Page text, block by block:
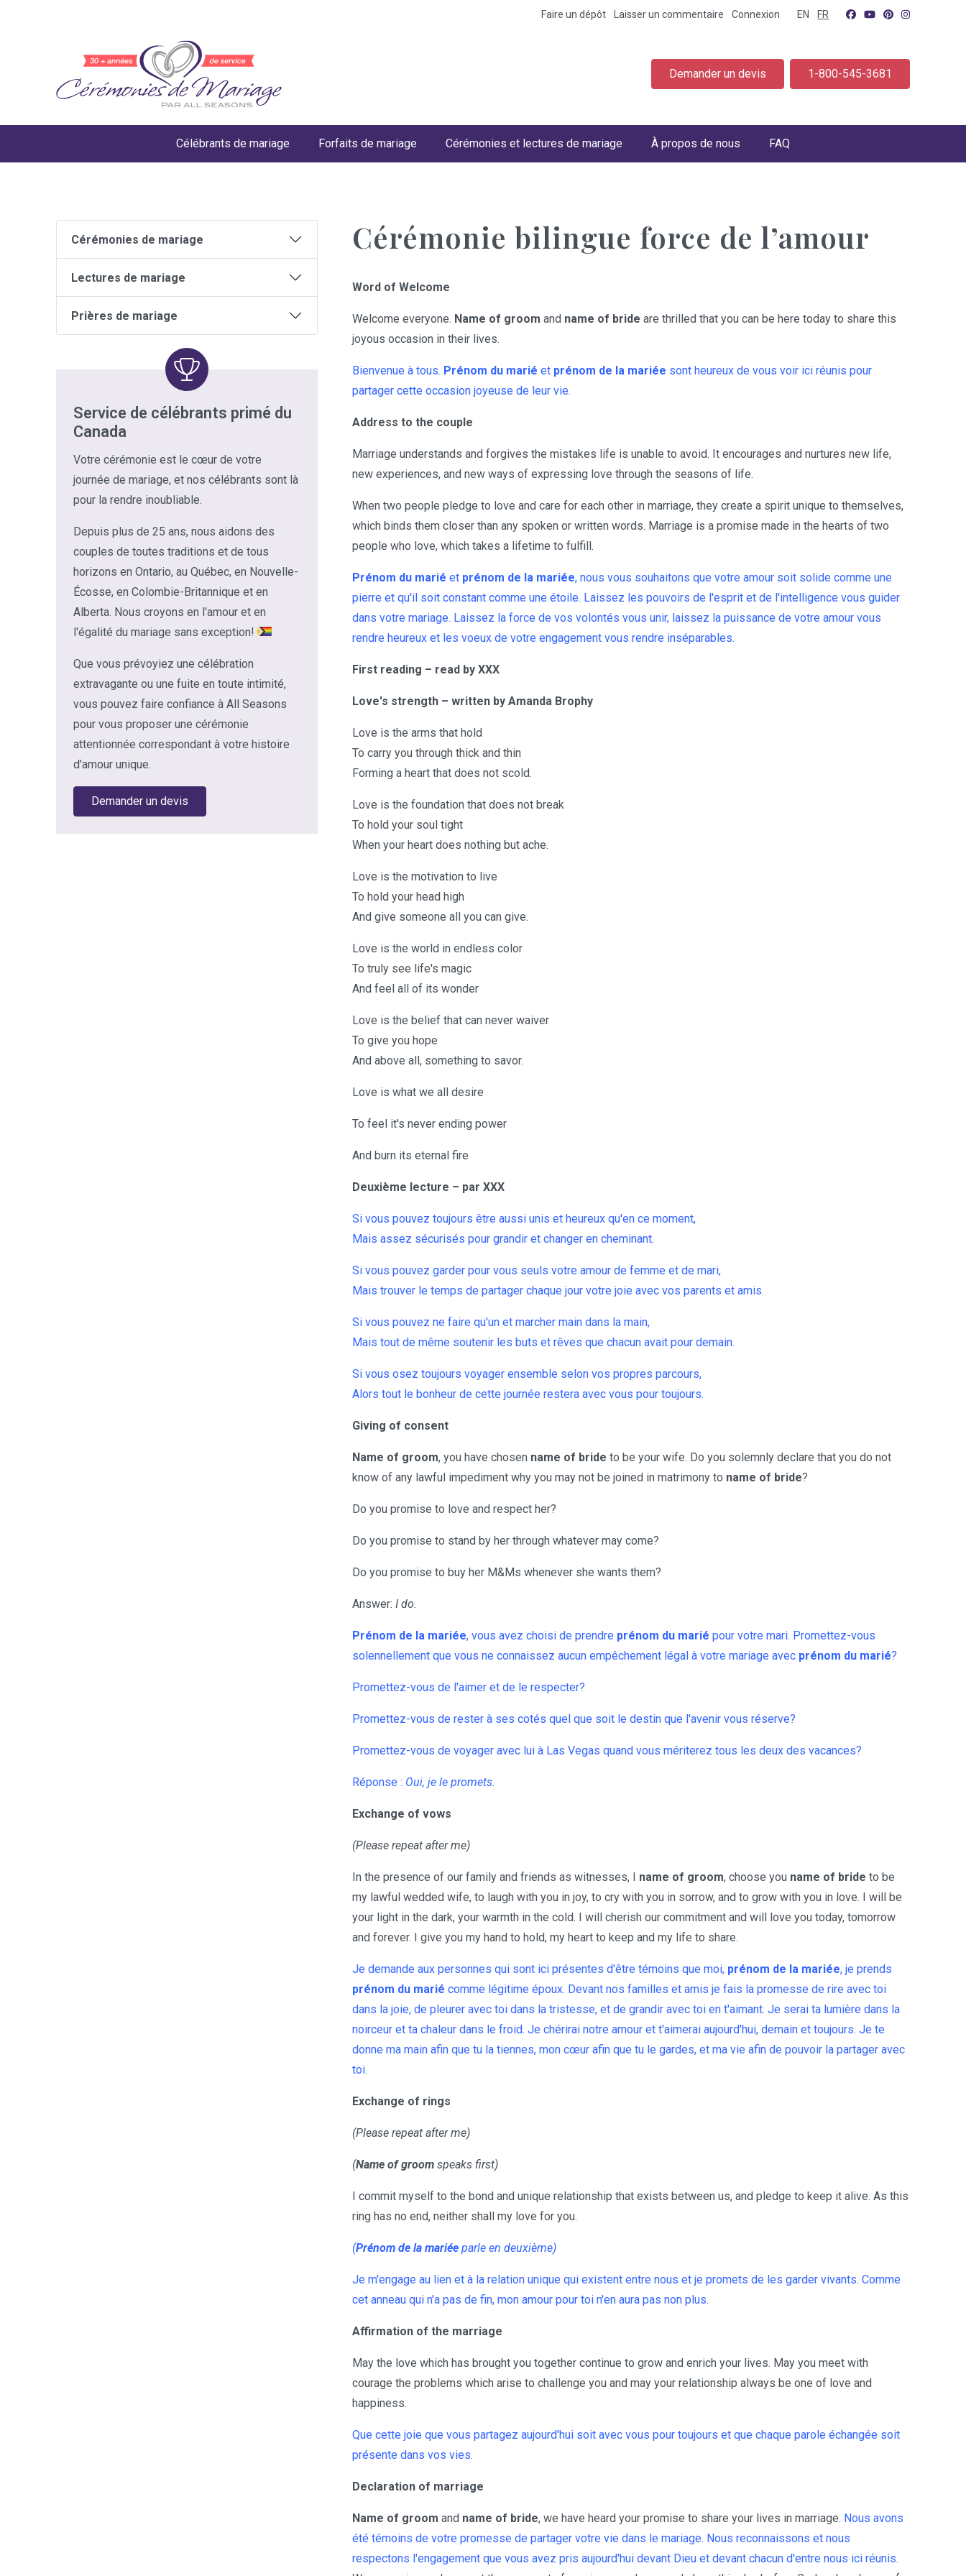
Faire un dépôt Laisser un commentaire Connexion EN FR
Demander un devis 1-800-545-3681
Célébrants de mariage Forfaits de mariage Cérémonies et lectures de mariage À propos de nous FAQ
Cérémonies de mariage
Lectures de mariage
Prières de mariage
Service de célébrants primé du
Canada
Votre cérémonie est le cœur de votre
journée de mariage, et nos célébrants sont là
pour la rendre inoubliable.
Depuis plus de 25 ans, nous aidons des
couples de toutes traditions et de tous
horizons en Ontario, au Québec, en Nouvelle-
Écosse, en Colombie-Britannique et en
Alberta. Nous croyons en l'amour et en
l'égalité du mariage sans exception!
Que vous prévoyiez une célébration
extravagante ou une fuite en toute intimité,
vous pouvez faire confiance à All Seasons
pour vous proposer une cérémonie
attentionnée correspondant à votre histoire
d'amour unique.
Demander un devis
Cérémonie bilingue force de l’amour
Word of Welcome
Welcome everyone. Name of groom and name of bride are thrilled that you can be here today to share this
joyous occasion in their lives.
Bienvenue à tous. Prénom du marié et prénom de la mariée sont heureux de vous voir ici réunis pour
partager cette occasion joyeuse de leur vie.
Address to the couple
Marriage understands and forgives the mistakes life is unable to avoid. It encourages and nurtures new life,
new experiences, and new ways of expressing love through the seasons of life.
When two people pledge to love and care for each other in marriage, they create a spirit unique to themselves,
which binds them closer than any spoken or written words. Marriage is a promise made in the hearts of two
people who love, which takes a lifetime to fulfill.
Prénom du marié et prénom de la mariée, nous vous souhaitons que votre amour soit solide comme une
pierre et qu'il soit constant comme une étoile. Laissez les pouvoirs de l'esprit et de l'intelligence vous guider
dans votre mariage. Laissez la force de vos volontés vous unir, laissez la puissance de votre amour vous
rendre heureux et les voeux de votre engagement vous rendre inséparables.
First reading – read by XXX
Love's strength – written by Amanda Brophy
Love is the arms that hold
To carry you through thick and thin
Forming a heart that does not scold.
Love is the foundation that does not break
To hold your soul tight
When your heart does nothing but ache.
Love is the motivation to live
To hold your head high
And give someone all you can give.
Love is the world in endless color
To truly see life's magic
And feel all of its wonder
Love is the belief that can never waiver
To give you hope
And above all, something to savor.
Love is what we all desire
To feel it's never ending power
And burn its eternal fire
Deuxième lecture – par XXX
Si vous pouvez toujours être aussi unis et heureux qu'en ce moment,
Mais assez sécurisés pour grandir et changer en cheminant.
Si vous pouvez garder pour vous seuls votre amour de femme et de mari,
Mais trouver le temps de partager chaque jour votre joie avec vos parents et amis.
Si vous pouvez ne faire qu'un et marcher main dans la main,
Mais tout de même soutenir les buts et rêves que chacun avait pour demain.
Si vous osez toujours voyager ensemble selon vos propres parcours,
Alors tout le bonheur de cette journée restera avec vous pour toujours.
Giving of consent
Name of groom, you have chosen name of bride to be your wife. Do you solemnly declare that you do not
know of any lawful impediment why you may not be joined in matrimony to name of bride?
Do you promise to love and respect her?
Do you promise to stand by her through whatever may come?
Do you promise to buy her M&Ms whenever she wants them?
Answer: I do.
Prénom de la mariée, vous avez choisi de prendre prénom du marié pour votre mari. Promettez-vous
solennellement que vous ne connaissez aucun empêchement légal à votre mariage avec prénom du marié?
Promettez-vous de l'aimer et de le respecter?
Promettez-vous de rester à ses cotés quel que soit le destin que l'avenir vous réserve?
Promettez-vous de voyager avec lui à Las Vegas quand vous mériterez tous les deux des vacances?
Réponse : Oui, je le promets.
Exchange of vows
(Please repeat after me)
In the presence of our family and friends as witnesses, I name of groom, choose you name of bride to be
my lawful wedded wife, to laugh with you in joy, to cry with you in sorrow, and to grow with you in love. I will be
your light in the dark, your warmth in the cold. I will cherish our commitment and will love you today, tomorrow
and forever. I give you my hand to hold, my heart to keep and my life to share.
Je demande aux personnes qui sont ici présentes d'être témoins que moi, prénom de la mariée, je prends
prénom du marié comme légitime époux. Devant nos familles et amis je fais la promesse de rire avec toi
dans la joie, de pleurer avec toi dans la tristesse, et de grandir avec toi en t'aimant. Je serai ta lumière dans la
noirceur et ta chaleur dans le froid. Je chérirai notre amour et t'aimerai aujourd'hui, demain et toujours. Je te
donne ma main afin que tu la tiennes, mon cœur afin que tu le gardes, et ma vie afin de pouvoir la partager avec
toi.
Exchange of rings
(Please repeat after me)
(Name of groom speaks first)
I commit myself to the bond and unique relationship that exists between us, and pledge to keep it alive. As this
ring has no end, neither shall my love for you.
(Prénom de la mariée parle en deuxième)
Je m'engage au lien et à la relation unique qui existent entre nous et je promets de les garder vivants. Comme
cet anneau qui n'a pas de fin, mon amour pour toi n'en aura pas non plus.
Affirmation of the marriage
May the love which has brought you together continue to grow and enrich your lives. May you meet with
courage the problems which arise to challenge you and may your relationship always be one of love and
happiness.
Que cette joie que vous partagez aujourd'hui soit avec vous pour toujours et que chaque parole échangée soit
présente dans vos vies.
Declaration of marriage
Name of groom and name of bride, we have heard your promise to share your lives in marriage. Nous avons
été témoins de votre promesse de partager votre vie dans le mariage. Nous reconnaissons et nous
respectons l'engagement que vous avez pris aujourd'hui devant Dieu et devant chacun d'entre nous ici réunis.